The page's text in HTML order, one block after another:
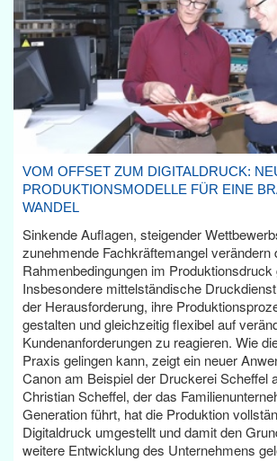
VOM OFFSET ZUM DIGITALDRUCK:
PRODUKTIONSMODELLE FÜR EINE
WANDEL
Sinkende Auflagen, steigender
zunehmende Fachkräftemangel verändern
Rahmenbedingungen im Produktionsdruck
Insbesondere mittelständische
der Herausforderung, ihre
gestalten und gleichzeitig flexibel auf
Kundenanforderungen zu reagieren. Wie
Praxis gelingen kann, zeigt ein neuer
Canon am Beispiel der Druckerei Scheffel
Christian Scheffel, der das
Generation führt, hat die Produktion
Digitaldruck umgestellt und damit den
weitere Entwicklung des Unternehmens